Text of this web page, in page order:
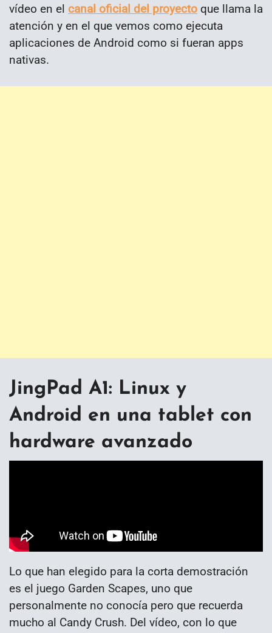
vídeo en el canal oficial del proyecto que llama la
atención y en el que vemos como ejecuta
aplicaciones de Android como si fueran apps
nativas.
JingPad A1: Linux y
Android en una tablet con
hardware avanzado
Lo que han elegido para la corta demostración
es el juego Garden Scapes, uno que
personalmente no conocía pero que recuerda
mucho al Candy Crush. Del vídeo, con lo que